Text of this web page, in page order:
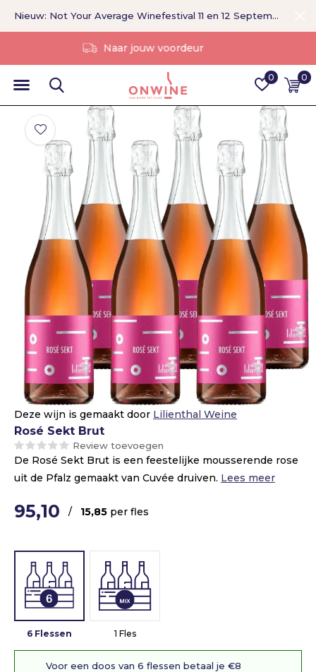
0 0
Zonder tussenpersoon
Nieuw: Not Your Average Winefestival 11 en 12 September >
Deze wijn is gemaakt door Lilienthal Weine
Rosé Sekt Brut
Review toevoegen
De Rosé Sekt Brut is een feestelijke mousserende rose
uit de Pfalz gemaakt van Cuvée druiven. Lees meer
95,10 / 15,85 per fles
6 Flessen 1 Fles
Voor een doos van 6 flessen betaal je €8